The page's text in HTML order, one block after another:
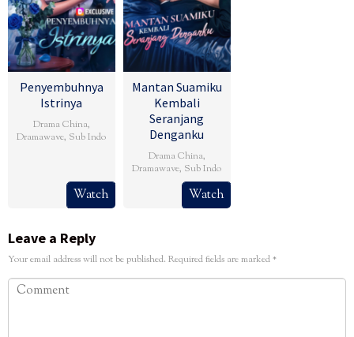
Penyembuhnya
Istrinya
Drama China,
Dramawave, Sub Indo
Watch
Mantan Suamiku
Kembali
Seranjang
Denganku
Drama China,
Dramawave, Sub Indo
Watch
Leave a Reply
Your email address will not be published. Required fields are marked*